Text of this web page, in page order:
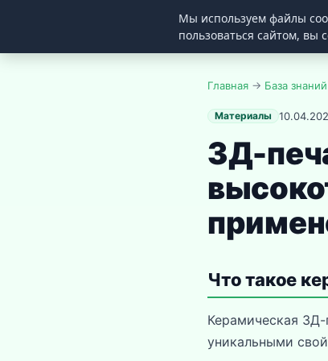
ZIPPER
Главная → База знаний
Материалы
3Д-
Что такое
Керамическая 3Д-
уникальными
Мы используем файлы
пользоваться сайтом, вы